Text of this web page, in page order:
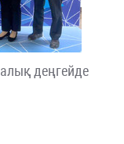
деңгейде